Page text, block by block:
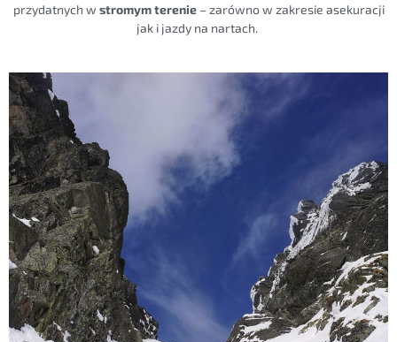
przydatnych w stromym terenie– zarówno w zakresie asekuracji
jak i jazdy na nartach.